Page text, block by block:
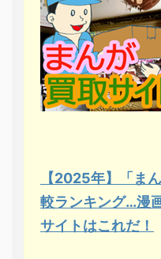
【2025年】「ま
較ランキング…漫
サイトはこれだ！